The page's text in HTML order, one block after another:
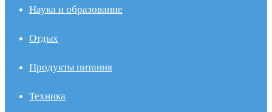
Наука и образование
Отдых
Продукты питания
Техника